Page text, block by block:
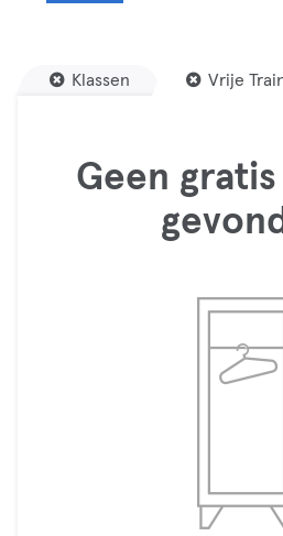
Klassen Vrije
Geen